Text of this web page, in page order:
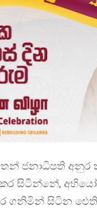
ජනාධිපති අනුර
සිටින්නේ, අභියෝග
ගනිමින් සිටින